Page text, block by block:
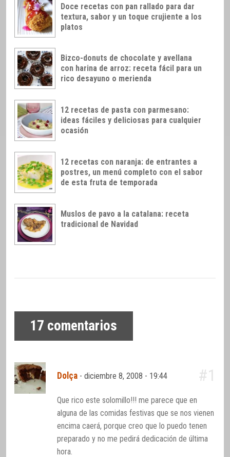
Doce recetas con pan rallado para dar
textura, sabor y un toque crujiente a los
platos
Bizco-donuts de chocolate y avellana
con harina de arroz: receta fácil para un
rico desayuno o merienda
12 recetas de pasta con parmesano:
ideas fáciles y deliciosas para cualquier
ocasión
12 recetas con naranja: de entrantes a
postres, un menú completo con el sabor
de esta fruta de temporada
Muslos de pavo a la catalana: receta
tradicional de Navidad
17 comentarios
Dolça -diciembre 8, 2008 - 19:44 #1
Que rico este solomillo!!! me parece que en
alguna de las comidas festivas que se nos vienen
encima caerá, porque creo que lo puedo tenen
preparado y no me pedirá dedicación de última
hora.